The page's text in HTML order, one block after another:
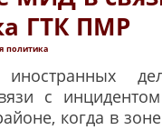
ГТК ПМР
политика
иностранных
с
когда в